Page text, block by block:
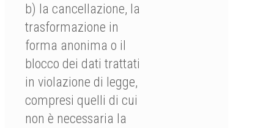
b) la cancellazione, la
trasformazione in
forma anonima o il
blocco dei dati trattati
in violazione di legge,
compresi quelli di cui
non è necessaria la